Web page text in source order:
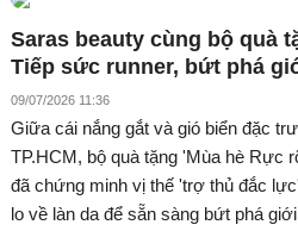
Saras beauty cùng bộ quà
Tiếp sức runner, bứt phá
09/07/2026 11:36
Giữa cái nắng gắt và gió biển đặc
TP.HCM, bộ quà tặng 'Mùa hè Rực
đã chứng minh vị thế 'trợ thủ đắc
lo về làn da để sẵn sàng bứt phá